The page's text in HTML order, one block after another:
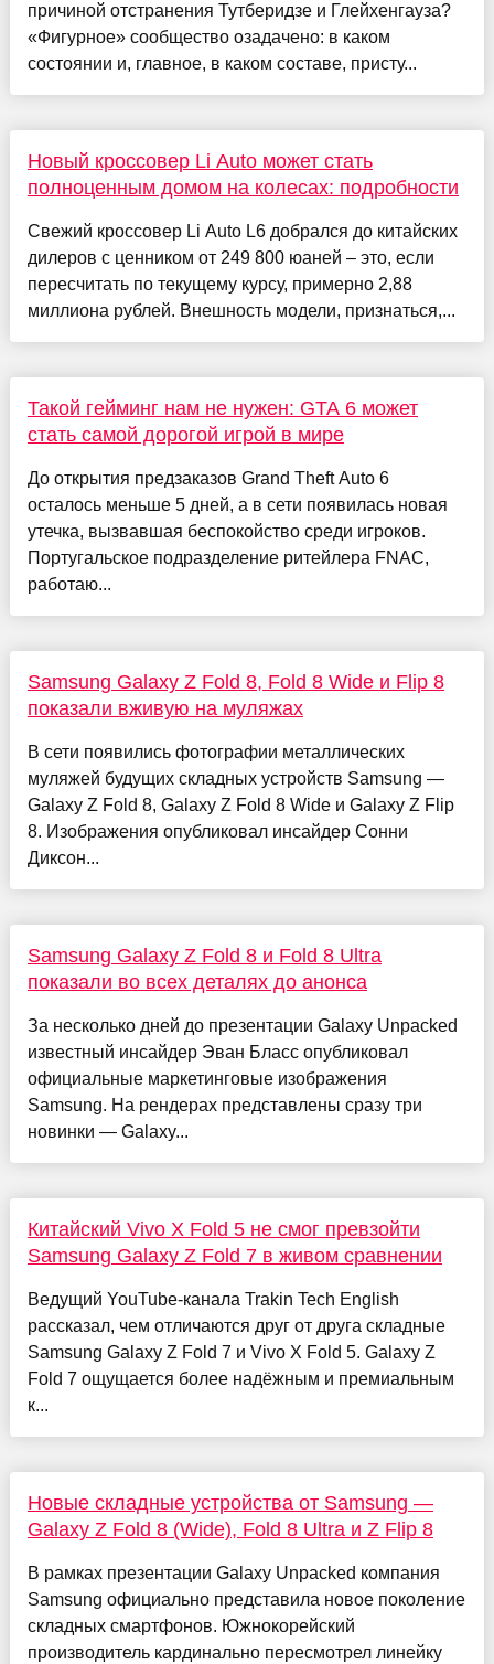
причиной отстранения Тутберидзе и Глейхенгауза?
«Фигурное» сообщество озадачено: в каком
состоянии и, главное, в каком составе, присту...
Новый кроссовер Li Auto может стать
полноценным домом на колесах: подробности
Свежий кроссовер Li Auto L6 добрался до китайских
дилеров с ценником от 249 800 юаней – это, если
пересчитать по текущему курсу, примерно 2,88
миллиона рублей. Внешность модели, признаться,...
Такой гейминг нам не нужен: GTA 6 может
стать самой дорогой игрой в мире
До открытия предзаказов Grand Theft Auto 6
осталось меньше 5 дней, а в сети появилась новая
утечка, вызвавшая беспокойство среди игроков.
Португальское подразделение ритейлера FNAC,
работаю...
Samsung Galaxy Z Fold 8, Fold 8 Wide и Flip 8
показали вживую на муляжах
В сети появились фотографии металлических
муляжей будущих складных устройств Samsung —
Galaxy Z Fold 8, Galaxy Z Fold 8 Wide и Galaxy Z Flip
8. Изображения опубликовал инсайдер Сонни
Диксон...
Samsung Galaxy Z Fold 8 и Fold 8 Ultra
показали во всех деталях до анонса
За несколько дней до презентации Galaxy Unpacked
известный инсайдер Эван Бласс опубликовал
официальные маркетинговые изображения
Samsung. На рендерах представлены сразу три
новинки — Galaxy...
Китайский Vivo X Fold 5 не смог превзойти
Samsung Galaxy Z Fold 7 в живом сравнении
Ведущий YouTube-канала Trakin Tech English
рассказал, чем отличаются друг от друга складные
Samsung Galaxy Z Fold 7 и Vivo X Fold 5. Galaxy Z
Fold 7 ощущается более надёжным и премиальным
к...
Новые складные устройства от Samsung —
Galaxy Z Fold 8 (Wide), Fold 8 Ultra и Z Flip 8
В рамках презентации Galaxy Unpacked компания
Samsung официально представила новое поколение
складных смартфонов. Южнокорейский
производитель кардинально пересмотрел линейку